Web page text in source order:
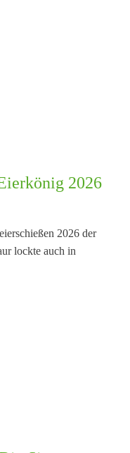
2026
2026 der
lockte auch in